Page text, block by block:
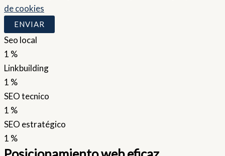
de cookies
ENVIAR
Seo local
1 %
Linkbuilding
1 %
SEO tecnico
1 %
SEO estratégico
1 %